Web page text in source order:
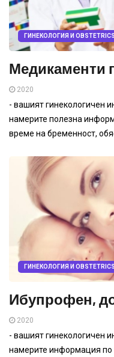
ГИНЕКОЛОГИЯ И
Медикаменти
2020
- вашият гинекологичен
намерите полезна
време на бременност,
ГИНЕКОЛОГИЯ И
Ибупрофен,
2020
- вашият гинекологичен
намерите информация по